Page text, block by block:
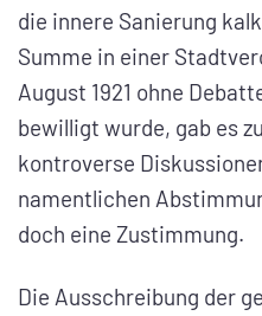
die innere Sanierung
Summe in einer
August 1921 ohne
bewilligt wurde, gab es
kontroverse
namentlichen
doch eine Zustimmung.
Die Ausschreibung der